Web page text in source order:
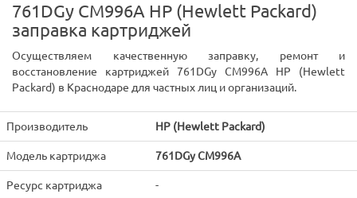
761DGy CM996A HP (Hewlett Packard)
заправка картриджей
Осуществляем качественную заправку, ремонт и
восстановление картриджей 761DGy CM996A HP (Hewlett
Packard) в Краснодаре для частных лиц и организаций.
Производитель HP (Hewlett Packard)
Модель картриджа 761DGy CM996A
Ресурс картриджа -